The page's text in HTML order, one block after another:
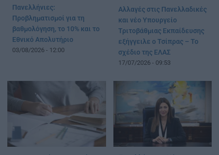
Πανελλήνιες:
Προβληματισμοί για τη
βαθμολόγηση, το 10% και το
Εθνικό Απολυτήριο
03/08/2026 - 12:00
Αλλαγές στις Πανελλαδικές
και νέο Υπουργείο
Τριτοβάθμιας Εκπαίδευσης
εξήγγειλε ο Τσίπρας – Το
σχέδιο της ΕΛΑΣ
17/07/2026 - 09:53